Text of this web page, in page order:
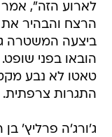
לארוע הזה", אמר
הרצח והבהיר
ביצעה המשטרה
הובאו בפני
טאטו לא נבע
התגרות צרפתית.